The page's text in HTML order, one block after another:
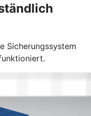
Sicherungssystem